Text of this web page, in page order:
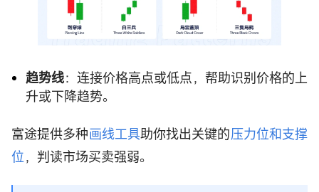
趋势线：连接价格高点或低点，帮助识别价格的上
升或下降趋势。
富途提供多种画线工具助你找出关键的压力位和支撑
位，判读市场买卖强弱。